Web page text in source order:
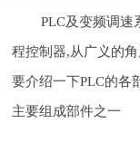
PLC及变频调速
程控制器,从广义的
要介绍一下PLC的各
主要组成部件之一